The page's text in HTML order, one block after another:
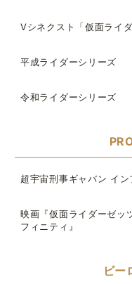
Vシネクスト「仮面ライ
平成ライダーシリーズ
令和ライダーシリーズ
超宇宙刑事ギャバン イン
映画『仮面ライダーゼッ
フィニティ』
ビー